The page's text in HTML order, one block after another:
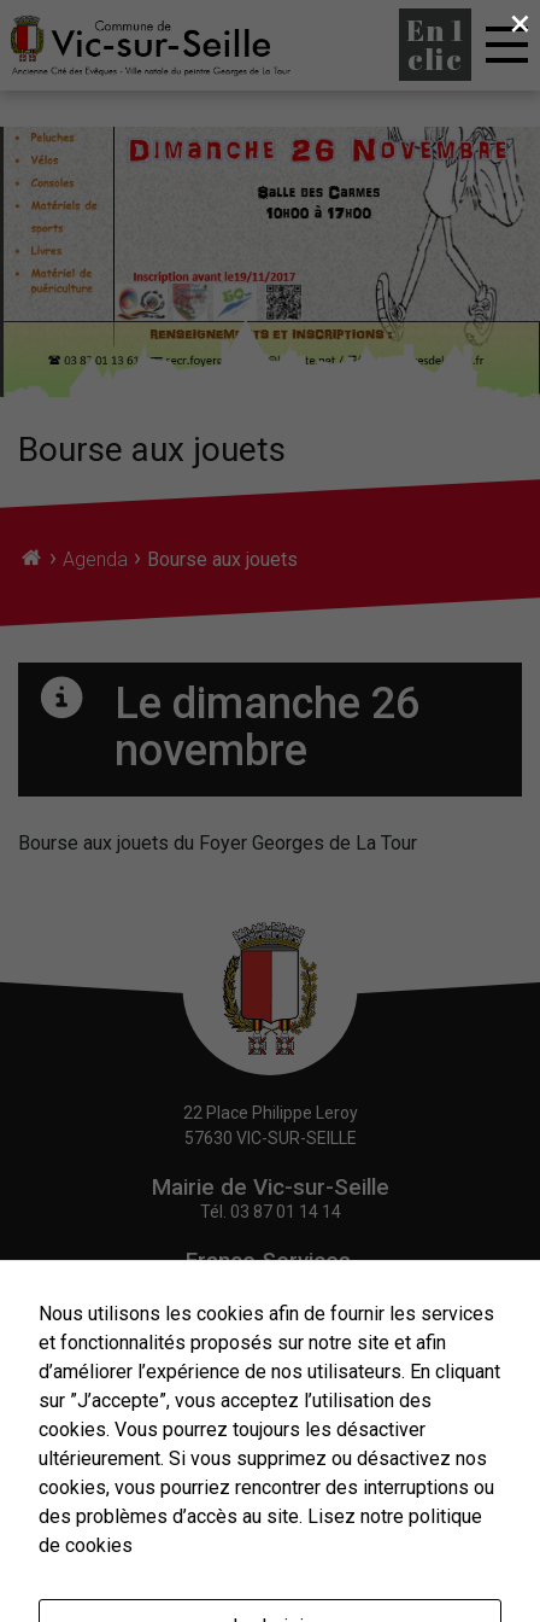
En 1
clic
Bourse aux jouets
› Agenda › Bourse aux jouets
Le dimanche 26
novembre
Bourse aux jouets du Foyer Georges de La Tour
22 Place Philippe Leroy
57630 VIC-SUR-SEILLE
Mairie de Vic-sur-Seille
Tél. 03 87 01 14 14
France Services,
Tél.03 87 86 41 48
NOUS CONTACTER
Horaires
d'ouverture
×
Nous utilisons les cookies afin de fournir les services
et fonctionnalités proposés sur notre site et afin
d’améliorer l’expérience de nos utilisateurs. En cliquant
sur ”J’accepte”, vous acceptez l’utilisation des
cookies. Vous pourrez toujours les désactiver
ultérieurement. Si vous supprimez ou désactivez nos
cookies, vous pourriez rencontrer des interruptions ou
des problèmes d’accès au site. Lisez notre politique
de cookies